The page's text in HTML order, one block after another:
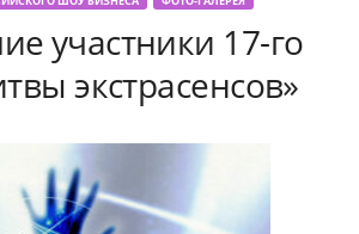
участники 17-го
экстрасенсов»